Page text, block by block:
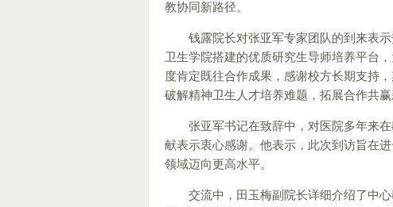
教协同新路径。
钱露院长对张亚军专家团队的到来表
卫生学院搭建的优质研究生导师培养平台
度肯定既往合作成果，感谢校方长期支持
破解精神卫生人才培养难题，拓展合作共赢
张亚军书记在致辞中，对医院多年来
献表示衷心感谢。他表示，此次到访旨在
领域迈向更高水平。
交流中，田玉梅副院长详细介绍了中